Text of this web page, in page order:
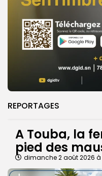
REPORTAGES
A Touba, la
pied des
dimanche 2 août 2026 à